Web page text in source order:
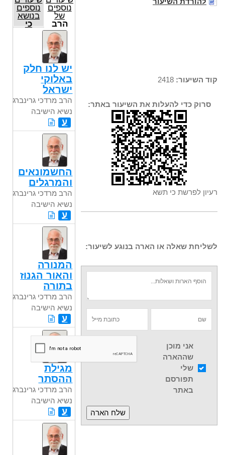
קוד השיעור:
סרוק כדי להעלות את השיעור באתר:
רעיון לפרשת כי תשא
לשליחת שאלה או הארה בנוגע לשיעור:
אני מוכן
שההארה
שלי
תפורסם
באתר
נוספים
של
הרב
מרדכי
גרינברג
נשיא
הישיבה
נוספים
בנושא
כי
יש לנו חלק
באלוקי
ישראל
הרב מרדכי גרינברג
נשיא הישיבה
ע
החשמונאים
והמרגלים
הרב מרדכי גרינברג
נשיא הישיבה
ע
המנורה
והאור הגנוז
בתורה
הרב מרדכי גרינברג
נשיא הישיבה
ע
מגילת
ההסתר
הרב מרדכי גרינברג
נשיא הישיבה
ע